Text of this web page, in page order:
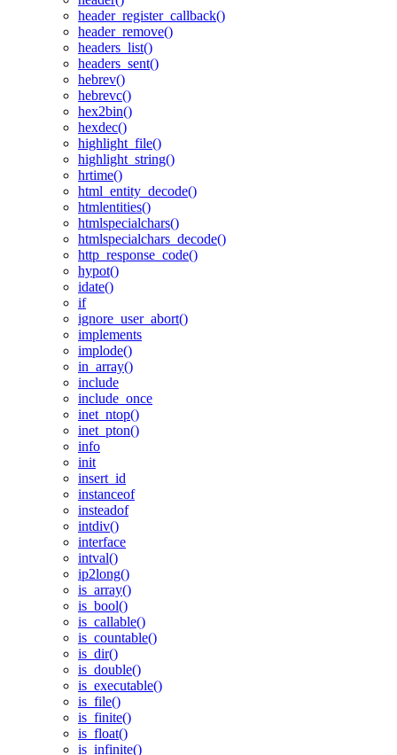
header_register_callback()
header_remove()
headers_list()
headers_sent()
hebrev()
hebrevc()
hex2bin()
hexdec()
highlight_file()
highlight_string()
hrtime()
html_entity_decode()
htmlentities()
htmlspecialchars()
htmlspecialchars_decode()
http_response_code()
hypot()
idate()
if
ignore_user_abort()
implements
implode()
in_array()
include
include_once
inet_ntop()
inet_pton()
info
init
insert_id
instanceof
insteadof
intdiv()
interface
intval()
ip2long()
is_array()
is_bool()
is_callable()
is_countable()
is_dir()
is_double()
is_executable()
is_file()
is_finite()
is_float()
is_infinite()